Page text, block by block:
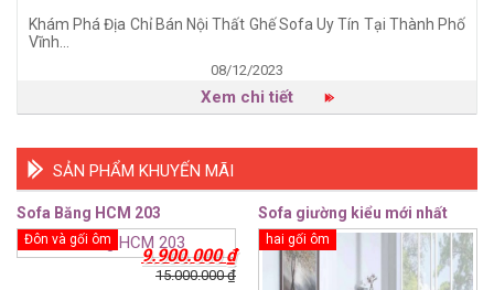
Khám Phá Địa Chỉ Bán Nội Thất Ghế Sofa Uy Tín Tại Thành Phố
Vĩnh...
08/12/2023
Xem chi tiết
SẢN PHẨM KHUYẾN MÃI
Sofa Băng HCM 203
Đôn và gối ôm
15.000.000₫
9.900.000₫
Sofa giường kiểu mới nhất
hai gối ôm